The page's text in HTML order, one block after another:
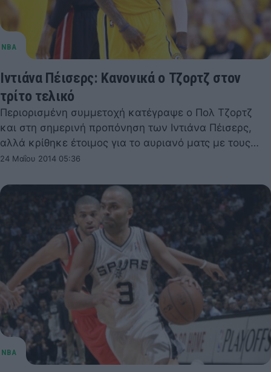
Ιντιάνα Πέισερς: Κανονικά ο Τζορτζ στον
τρίτο τελικό
Περιορισμένη συμμετοχή κατέγραψε ο Πολ Τζορτζ
και στη σημερινή προπόνηση των Ιντιάνα Πέισερς,
αλλά κρίθηκε έτοιμος για το αυριανό ματς με τους…
24 Μαΐου 2014 05:36